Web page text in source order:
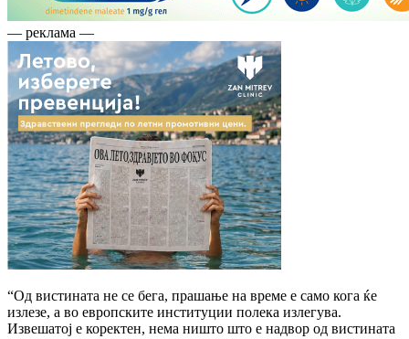
— реклама —
“Од вистината не се бега, прашање на време е само кога ќе
излезе, а во европските институции полека излегува.
Извешатој е коректен, нема ништо што е надвор од вистината